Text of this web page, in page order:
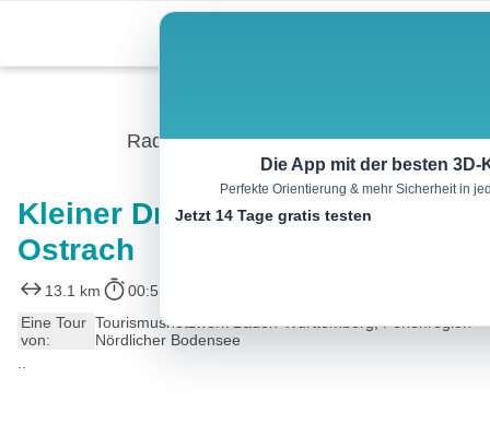
content
Radtour
Kleiner Dreiländer-Radweg in
Ostrach
13.1 km 00:55 h
Eine Tour
von:
Tourismusnetzwerk Baden-Württemberg, Ferienregion
Nördlicher Bodensee
Die App mit der besten 3D-
Perfekte Orientierung & mehr Sicherheit in
Jetzt 14 Tage gratis testen